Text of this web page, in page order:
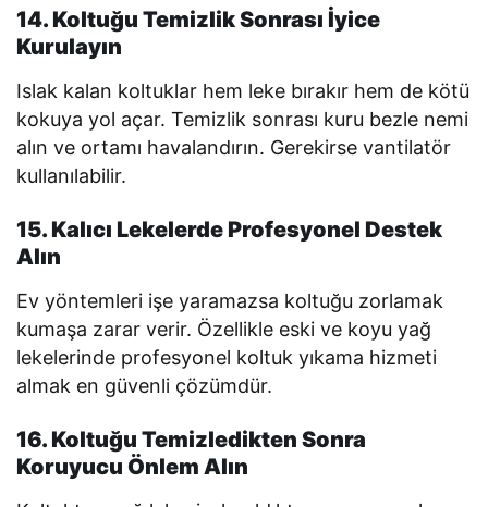
14. Koltuğu Temizlik Sonrası İyice
Kurulayın
Islak kalan koltuklar hem leke bırakır hem de kötü
kokuya yol açar. Temizlik sonrası kuru bezle nemi
alın ve ortamı havalandırın. Gerekirse vantilatör
kullanılabilir.
15. Kalıcı Lekelerde Profesyonel Destek
Alın
Ev yöntemleri işe yaramazsa koltuğu zorlamak
kumaşa zarar verir. Özellikle eski ve koyu yağ
lekelerinde profesyonel koltuk yıkama hizmeti
almak en güvenli çözümdür.
16. Koltuğu Temizledikten Sonra
Koruyucu Önlem Alın